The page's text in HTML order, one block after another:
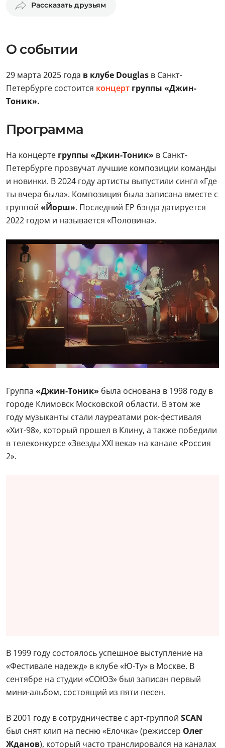
Рассказать друзьям
О событии
29 марта 2025 года в клубе Douglas в Санкт-
Петербурге состоится концерт группы «Джин-
Тоник».
Программа
На концерте группы «Джин-Тоник» в Санкт-
Петербурге прозвучат лучшие композиции команды
и новинки. В 2024 году артисты выпустили сингл «Где
ты вчера была». Композиция была записана вместе с
группой «Йорш». Последний EP бэнда датируется
2022 годом и называется «Половина».
Группа «Джин-Тоник» была основана в 1998 году в
городе Климовск Московской области. В этом же
году музыканты стали лауреатами рок-фестиваля
«Хит-98», который прошел в Клину, а также победили
в телеконкурсе «Звезды XXI века» на канале «Россия
2».
В 1999 году состоялось успешное выступление на
«Фестивале надежд» в клубе «Ю-Ту» в Москве. В
сентябре на студии «СОЮЗ» был записан первый
мини-альбом, состоящий из пяти песен.
В 2001 году в сотрудничестве с арт-группой SCAN
был снят клип на песню «Елочка» (режиссер Олег
Жданов), который часто транслировался на каналах